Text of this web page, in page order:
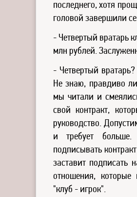
последнего, хотя
головой завершили
- Четвертый вратарь
млн рублей.
- Четвертый
Не знаю, правдиво
мы читали и
свой контракт,
руководство.
и требует
подписывать
заставит подписать
отношения,
"клуб - игрок".